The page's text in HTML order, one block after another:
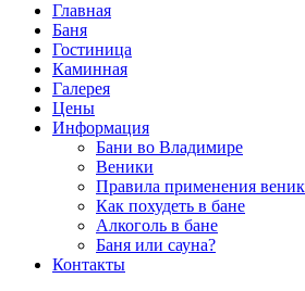
Главная
Баня
Гостиница
Каминная
Галерея
Цены
Информация
Бани во Владимире
Веники
Правила применения
Как похудеть в бане
Алкоголь в бане
Баня или сауна?
Контакты